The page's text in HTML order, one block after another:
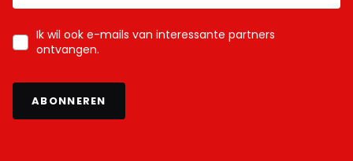
Ik wil ook e-mails van interessante partners
ontvangen.
ABONNEREN